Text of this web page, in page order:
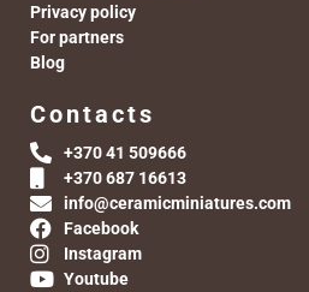
Privacy policy
For partners
Blog
Contacts
+370 41 509666
+370 687 16613
info@ceramicminiatures.com
Facebook
Instagram
Youtube